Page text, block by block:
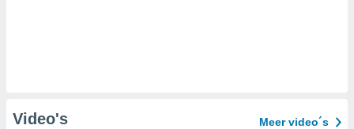
Video's Meer video´s